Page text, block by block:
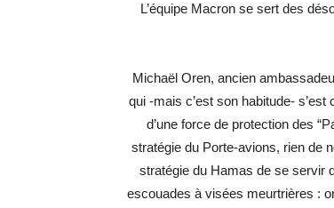
L’équipe Macron se sert des
Michaël Oren, ancien
qui -mais c’est son habitude-
d’une force de protection des
stratégie du Porte-avions, rien de
stratégie du Hamas de se servir
escouades à visées meurtrières :